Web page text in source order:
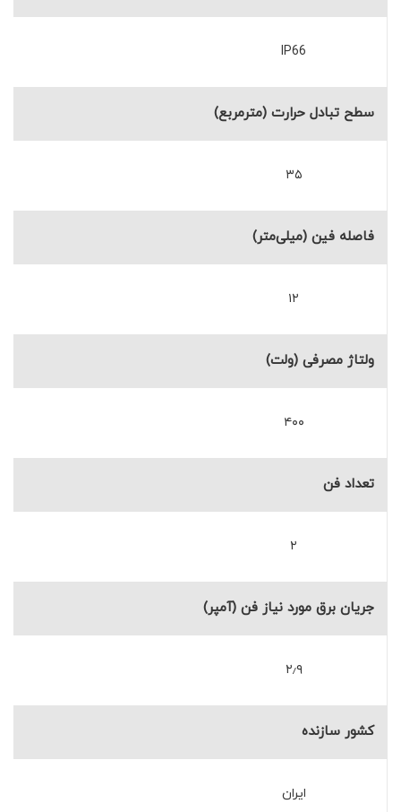
IP66
سطح تبادل حرارت (مترمربع)
۳۵
فاصله فین (میلی‌متر)
۱۲
ولتاژ مصرفی (ولت)
۴۰۰
تعداد فن
۲
جریان برق مورد نیاز فن (آمپر)
۲٫۹
کشور سازنده
ایران